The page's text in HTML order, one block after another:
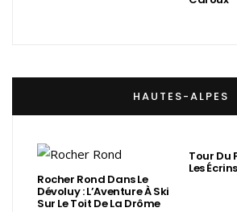
HAUTES-ALPES
Rocher Rond Dans Le
Dévoluy : L’Aventure À Ski
Sur Le Toit De La Drôme
Tour Du
Les